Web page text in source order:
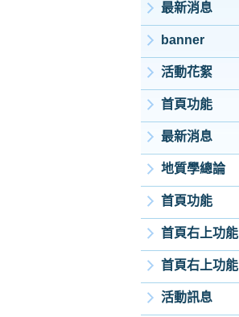
最新消息
banner
活動花絮
首頁功能
最新消息
地質學總論
首頁功能
首頁右上功能
首頁右上功能
活動訊息